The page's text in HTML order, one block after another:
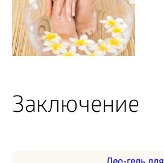
Заключение